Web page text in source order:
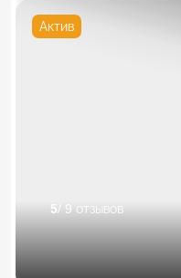
Актив
5/ 9 отзывов